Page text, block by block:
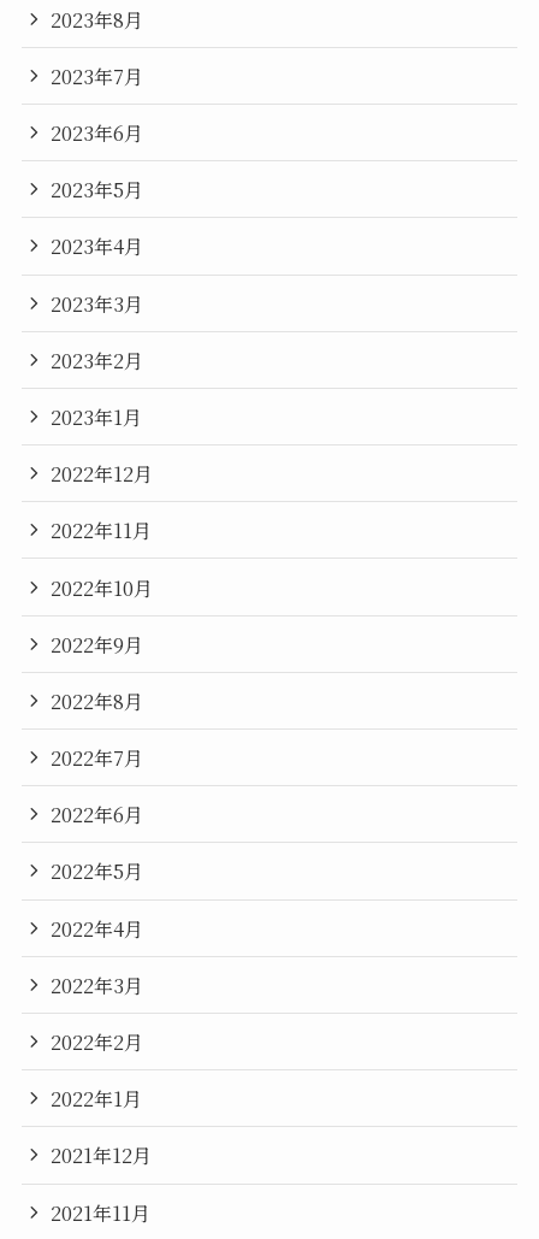
2023年8月
2023年7月
2023年6月
2023年5月
2023年4月
2023年3月
2023年2月
2023年1月
2022年12月
2022年11月
2022年10月
2022年9月
2022年8月
2022年7月
2022年6月
2022年5月
2022年4月
2022年3月
2022年2月
2022年1月
2021年12月
2021年11月